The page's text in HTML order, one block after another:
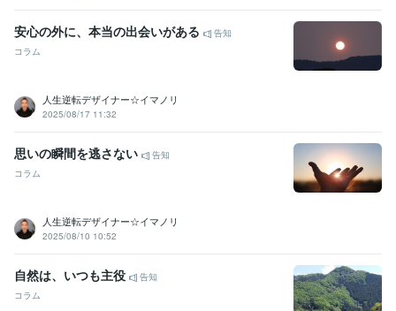
安心の外に、本当の出会いがある
告知
コラム
人生逆転デザイナー☆イマノリ
2025/08/17 11:32
思いの瞬間を逃さない
告知
コラム
人生逆転デザイナー☆イマノリ
2025/08/10 10:52
自然は、いつも主役
告知
コラム